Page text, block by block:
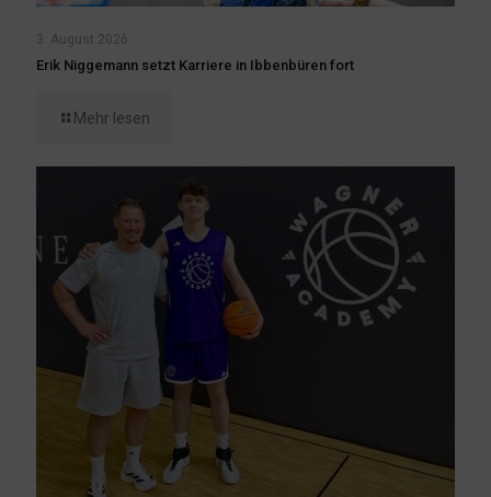
3. August 2026
Erik Niggemann setzt Karriere in Ibbenbüren fort
Mehr lesen